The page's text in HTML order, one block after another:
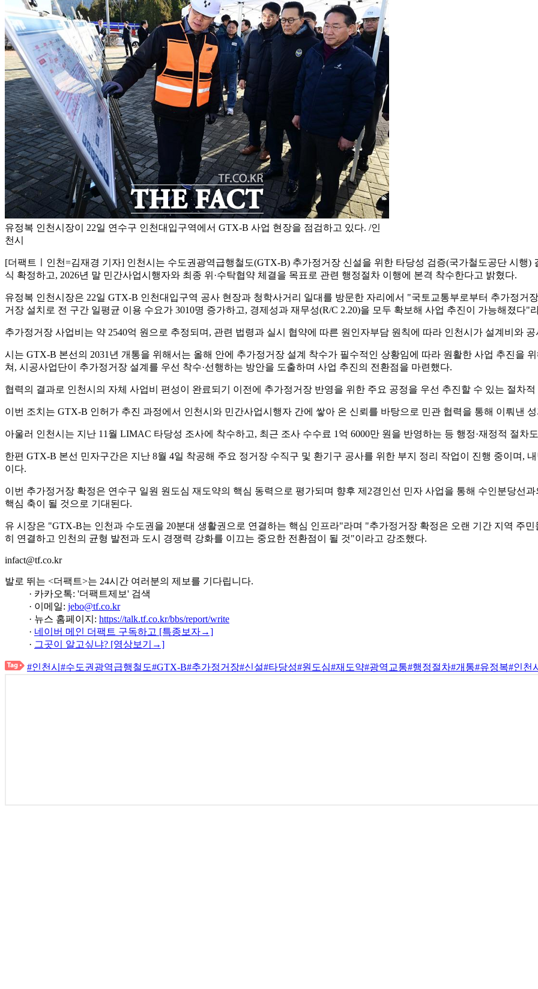
유정복 인천시장이 22일 연수구 인천대입구역에서 GTX-B 사업 현장을 점검하고 있다. /인
천시
[더팩트ㅣ인천=김재경 기자] 인천시는 수도권광역급행철도(GTX-B) 추가정거장 신설을 위한 타당성 검증(국가철도공단 시행)
식 확정하고, 2026년 말 민간사업시행자와 최종 위·수탁협약 체결을 목표로 관련 행정절차 이행에 본격 착수한다고 밝혔다.
유정복 인천시장은 22일 GTX-B 인천대입구역 공사 현장과 청학사거리 일대를 방문한 자리에서 "국토교통부로부터 추가정거
거장 설치로 전 구간 일평균 이용 수요가 3010명 증가하고, 경제성과 재무성(R/C 2.20)을 모두 확보해 사업 추진이 가능해졌다"
추가정거장 사업비는 약 2540억 원으로 추정되며, 관련 법령과 실시 협약에 따른 원인자부담 원칙에 따라 인천시가 설계비와
시는 GTX-B 본선의 2031년 개통을 위해서는 올해 안에 추가정거장 설계 착수가 필수적인 상황임에 따라 원활한 사업 추진을
쳐, 시공사업단이 추가정거장 설계를 우선 착수·선행하는 방안을 도출하며 사업 추진의 전환점을 마련했다.
협력의 결과로 인천시의 자체 사업비 편성이 완료되기 이전에 추가정거장 반영을 위한 주요 공정을 우선 추진할 수 있는 절차
이번 조치는 GTX-B 인허가 추진 과정에서 인천시와 민간사업시행자 간에 쌓아 온 신뢰를 바탕으로 민관 협력을 통해 이뤄낸
아울러 인천시는 지난 11월 LIMAC 타당성 조사에 착수하고, 최근 조사 수수료 1억 6000만 원을 반영하는 등 행정·재정적 절차
한편 GTX-B 본선 민자구간은 지난 8월 4일 착공해 주요 정거장 수직구 및 환기구 공사를 위한 부지 정리 작업이 진행 중이며,
이다.
이번 추가정거장 확정은 연수구 일원 원도심 재도약의 핵심 동력으로 평가되며 향후 제2경인선 민자 사업을 통해 수인분당선
핵심 축이 될 것으로 기대된다.
유 시장은 "GTX-B는 인천과 수도권을 20분대 생활권으로 연결하는 핵심 인프라"라며 "추가정거장 확정은 오랜 기간 지역 주
히 연결하고 인천의 균형 발전과 도시 경쟁력 강화를 이끄는 중요한 전환점이 될 것"이라고 강조했다.
infact@tf.co.kr
발로 뛰는 <더팩트>는 24시간 여러분의 제보를 기다립니다.
· 카카오톡: '더팩트제보' 검색
· 이메일: jebo@tf.co.kr
· 뉴스 홈페이지: https://talk.tf.co.kr/bbs/report/write
· 네이버 메인 더팩트 구독하고 [특종보자→]
· 그곳이 알고싶냐? [영상보기→]
#인천시 #수도권광역급행철도#GTX-B#추가정거장#신설#타당성#원도심#재도약#광역교통#행정절차#개통#유정복#인천